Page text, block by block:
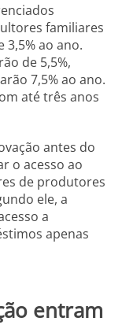
familiares
ao ano.
de 5,5%,
7,5% ao ano.
até três anos
antes do
o acesso ao
de produtores
ele, a
a
apenas
entram